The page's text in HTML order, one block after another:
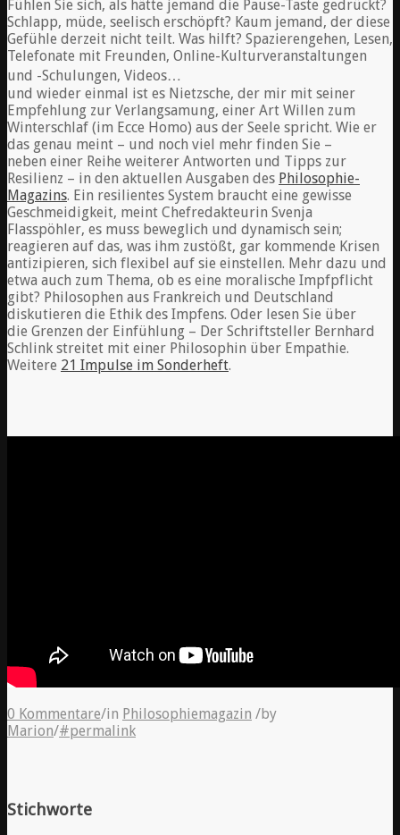
Fühlen Sie sich, als hätte jemand die Pause-Taste gedrückt?
Schlapp, müde, seelisch erschöpft? Kaum jemand, der diese
Gefühle derzeit nicht teilt. Was hilft? Spazierengehen, Lesen,
Telefonate mit Freunden, Online-Kulturveranstaltungen
und -Schulungen, Videos…
und wieder einmal ist es Nietzsche, der mir mit seiner
Empfehlung zur Verlangsamung, einer Art Willen zum
Winterschlaf (im Ecce Homo) aus der Seele spricht. Wie er
das genau meint – und noch viel mehr finden Sie –
neben einer Reihe weiterer Antworten und Tipps zur
Resilienz – in den aktuellen Ausgaben des Philosophie-
Magazins. Ein resilientes System braucht eine gewisse
Geschmeidigkeit, meint Chefredakteurin Svenja
Flasspöhler, es muss beweglich und dynamisch sein;
reagieren auf das, was ihm zustößt, gar kommende Krisen
antizipieren, sich flexibel auf sie einstellen. Mehr dazu und
etwa auch zum Thema, ob es eine moralische Impfpflicht
gibt? Philosophen aus Frankreich und Deutschland
diskutieren die Ethik des Impfens. Oder lesen Sie über
die Grenzen der Einfühlung – Der Schriftsteller Bernhard
Schlink streitet mit einer Philosophin über Empathie.
Weitere 21 Impulse im Sonderheft.
0 Kommentare/in Philosophiemagazin /by
Marion/#permalink
Stichworte